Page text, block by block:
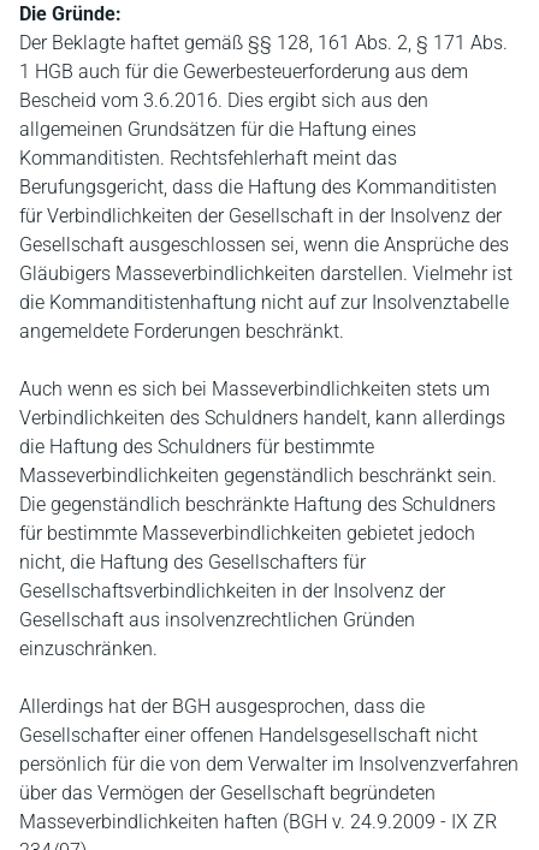
Die Gründe:
Der Beklagte haftet gemäß §§ 128, 161 Abs. 2, § 171 Abs.
1 HGB auch für die Gewerbesteuerforderung aus dem
Bescheid vom 3.6.2016. Dies ergibt sich aus den
allgemeinen Grundsätzen für die Haftung eines
Kommanditisten. Rechtsfehlerhaft meint das
Berufungsgericht, dass die Haftung des Kommanditisten
für Verbindlichkeiten der Gesellschaft in der Insolvenz der
Gesellschaft ausgeschlossen sei, wenn die Ansprüche des
Gläubigers Masseverbindlichkeiten darstellen. Vielmehr ist
die Kommanditistenhaftung nicht auf zur Insolvenztabelle
angemeldete Forderungen beschränkt.
Auch wenn es sich bei Masseverbindlichkeiten stets um
Verbindlichkeiten des Schuldners handelt, kann allerdings
die Haftung des Schuldners für bestimmte
Masseverbindlichkeiten gegenständlich beschränkt sein.
Die gegenständlich beschränkte Haftung des Schuldners
für bestimmte Masseverbindlichkeiten gebietet jedoch
nicht, die Haftung des Gesellschafters für
Gesellschaftsverbindlichkeiten in der Insolvenz der
Gesellschaft aus insolvenzrechtlichen Gründen
einzuschränken.
Allerdings hat der BGH ausgesprochen, dass die
Gesellschafter einer offenen Handelsgesellschaft nicht
persönlich für die von dem Verwalter im Insolvenzverfahren
über das Vermögen der Gesellschaft begründeten
Masseverbindlichkeiten haften (BGH v. 24.9.2009 - IX ZR